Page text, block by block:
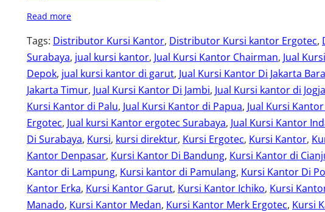
Read more
Tags: Distributor Kursi Kantor, Distributor Kursi kantor Ergotec,
Surabaya, jual kursi kantor, Jual Kursi Kantor Chairman, Jual
Depok, jual kursi kantor di garut, Jual Kursi Kantor Di Jakarta
Jakarta Timur, Jual Kursi Kantor Di Jambi, Jual Kursi kantor di Jogja
Kursi Kantor di Palu, Jual Kursi Kantor di Papua, Jual Kursi
Ergotec, Jual kursi Kantor ergotec Surabaya, Jual Kursi Kantor
Di Surabaya, Kursi, kursi direktur, Kursi Ergotec, Kursi Kantor,
Kantor Denpasar, Kursi Kantor Di Bandung, Kursi Kantor di
Kantor di Lampung, Kursi kantor di Pamulang, Kursi Kantor Di
Kantor Erka, Kursi Kantor Garut, Kursi Kantor Ichiko, Kursi
Manado, Kursi Kantor Medan, Kursi Kantor Merk Ergotec, Kursi